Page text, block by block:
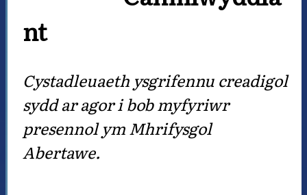
nt
Cystadleuaeth ysgrifennu creadigol
sydd ar agor i bob myfyriwr
presennol ym Mhrifysgol
Abertawe.